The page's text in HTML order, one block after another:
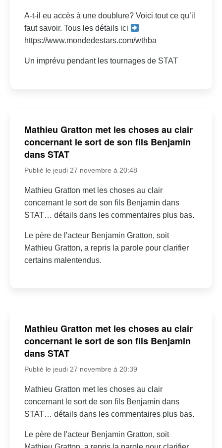
A-t-il eu accès à une doublure? Voici tout ce qu’il
faut savoir. Tous les détails ici
https://www.mondedestars.com/wthba
Un imprévu pendant les tournages de STAT
Mathieu Gratton met les choses au clair
concernant le sort de son fils Benjamin
dans STAT
Publié le jeudi 27 novembre à 20:48
Mathieu Gratton met les choses au clair
concernant le sort de son fils Benjamin dans
STAT… détails dans les commentaires plus bas.
Le père de l'acteur Benjamin Gratton, soit
Mathieu Gratton, a repris la parole pour clarifier
certains malentendus.
Mathieu Gratton met les choses au clair
concernant le sort de son fils Benjamin
dans STAT
Publié le jeudi 27 novembre à 20:39
Mathieu Gratton met les choses au clair
concernant le sort de son fils Benjamin dans
STAT… détails dans les commentaires plus bas.
Le père de l'acteur Benjamin Gratton, soit